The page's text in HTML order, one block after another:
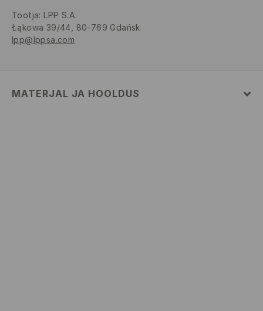
Tootja: LPP S.A.
Łąkowa 39/44, 80-769 Gdańsk
lpp@lppsa.com
MATERJAL JA HOOLDUS